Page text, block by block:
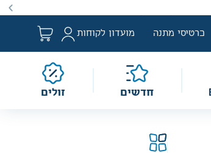
החוק. מבצעים מתקיימים מעת לעת לתקופה
כרטיסי מתנה מועדון לקוחות
חדשים זולים